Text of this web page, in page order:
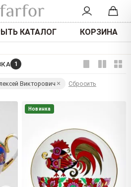
КАТАЛОГ КОРЗИНА
1
Викторович Сбросить
Новинка